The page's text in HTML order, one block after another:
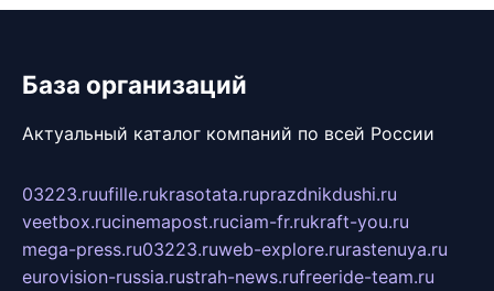
База организаций
Актуальный каталог компаний по всей России
03223.ruufille.rukrasotata.ruprazdnikdushi.ru
veetbox.rucinemapost.ruciam-fr.rukraft-you.ru
mega-press.ru03223.ruweb-explore.rurastenuya.ru
eurovision-russia.rustrah-news.rufreeride-team.ru